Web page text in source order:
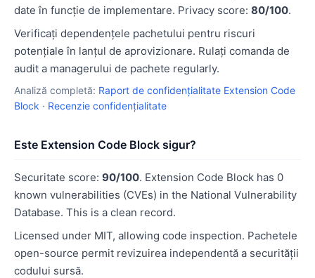
date în funcție de implementare. Privacy score: 80/100.
Verificați dependențele pachetului pentru riscuri
potențiale în lanțul de aprovizionare. Rulați comanda de
audit a managerului de pachete regularly.
Analiză completă: Raport de confidențialitate Extension Code
Block · Recenzie confidențialitate
Este Extension Code Block sigur?
Securitate score: 90/100. Extension Code Block has 0
known vulnerabilities (CVEs) in the National Vulnerability
Database. This is a clean record.
Licensed under MIT, allowing code inspection. Pachetele
open-source permit revizuirea independentă a securității
codului sursă.